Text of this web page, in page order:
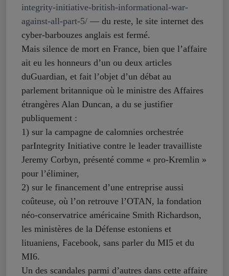
integrity-initiative-british-informational-war-
against-all-part-5/ — du reste, le site internet des
cyber-barbouzes anglais est fermé.
Mais silence de mort en France, bien que l’affaire
ait eu les honneurs d’un ou deux articles
duGuardian, et fait l’objet d’un débat au
parlement britannique où le ministre des Affaires
étrangères Alan Duncan, a du se justifier
publiquement :
1) sur la campagne de calomnies orchestrée
parIntegrity Initiative contre le leader travailliste
Jeremy Corbyn, présenté comme « pro-Kremlin »
pour l’éliminer,
2) sur le financement d’une entreprise aussi
coûteuse, où l’on retrouve l’OTAN, la fondation
néo-conservatrice américaine Smith Richardson,
les ministères de la Défense estoniens et
lituaniens, Facebook, sans parler du MI5 et du
MI6.
Un des scandales parmi d’autres dans cette affaire